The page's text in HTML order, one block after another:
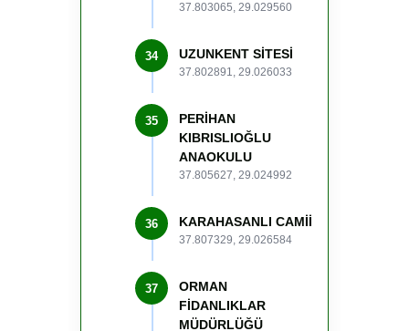
37.803065, 29.029560
34 UZUNKENT SİTESİ
37.802891, 29.026033
35
PERİHAN
KIBRISLIOĞLU
ANAOKULU
37.805627, 29.024992
36 KARAHASANLI CAMİİ
37.807329, 29.026584
37
ORMAN
FİDANLIKLAR
MÜDÜRLÜĞÜ